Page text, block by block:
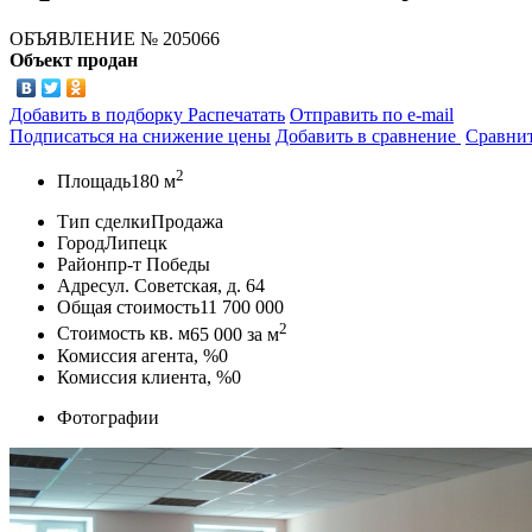
ОБЪЯВЛЕНИЕ № 205066
Объект продан
Добавить в подборку Распечатать Отправить по e-mail
Подписаться на снижение цены Добавить в сравнение
Площадь180 м2
Тип сделкиПродажа
ГородЛипецк
Районпр-т Победы
Адресул. Советская, д. 64
Общая стоимость11 700 000
Стоимость кв. м65 000 за м2
Комиссия агента, %0
Комиссия клиента, %0
Фотографии